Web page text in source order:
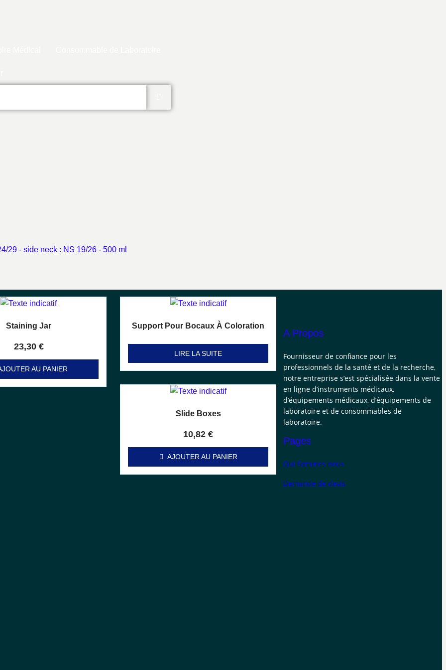
29 - side neck : NS 19/26 - 500 ml
Staining Jar
23,30 €
AU PANIER
Support Pour Bocaux À Coloration
LIRE LA SUITE
Slide Boxes
10,82€
AJOUTER AU PANIER
A Propos
Fournisseur de confiance pour les
professionnels de la santé et de la recherche,
notre entreprise s’est spécialisée dans la vente
en ligne d’instruments médicaux,
d’équipements médicaux, d’équipements de
laboratoire et de consommables de
laboratoire.
Pages
Qui Sommes nous
Demande de devis